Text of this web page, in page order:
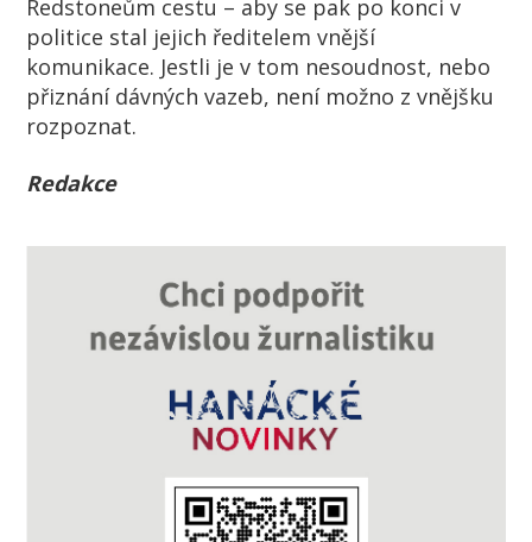
Redstoneům cestu – aby se pak po konci v
politice stal jejich ředitelem vnější
komunikace. Jestli je v tom nesoudnost, nebo
přiznání dávných vazeb, není možno z vnějšku
rozpoznat.
Redakce